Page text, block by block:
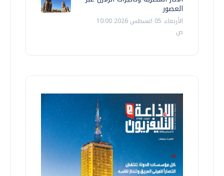
العصور
الأربعاء، 05 اغسطس 2026 10:00
ص